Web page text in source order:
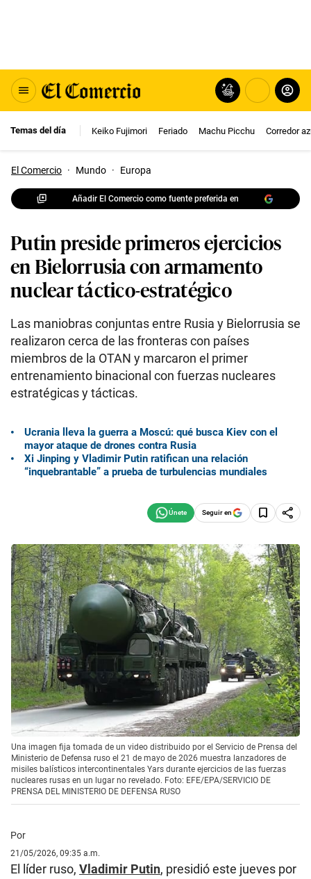
Temas del día Keiko Fujimori Feriado Machu Picchu Corredor
El Comercio · Mundo · Europa
Añadir El Comercio como fuente preferida en
Putin preside primeros ejercicios
en Bielorrusia con armamento
nuclear táctico-estratégico
Las maniobras conjuntas entre Rusia y Bielorrusia se
realizaron cerca de las fronteras con países
miembros de la OTAN y marcaron el primer
entrenamiento binacional con fuerzas nucleares
estratégicas y tácticas.
Ucrania lleva la guerra a Moscú: qué busca Kiev con el
mayor ataque de drones contra Rusia
Xi Jinping y Vladimir Putin ratifican una relación
“inquebrantable” a prueba de turbulencias mundiales
Seguir en
Una imagen fija tomada de un video distribuido por el Servicio de Prensa del
Ministerio de Defensa ruso el 21 de mayo de 2026 muestra lanzadores de
misiles balísticos intercontinentales Yars durante ejercicios de las fuerzas
nucleares rusas en un lugar no revelado. Foto: EFE/EPA/SERVICIO DE
PRENSA DEL MINISTERIO DE DEFENSA RUSO
Por
21/05/2026, 09:35 a.m.
El líder ruso, Vladimir Putin, presidió este jueves por